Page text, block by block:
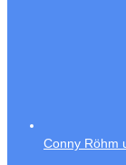
Conny Röhm